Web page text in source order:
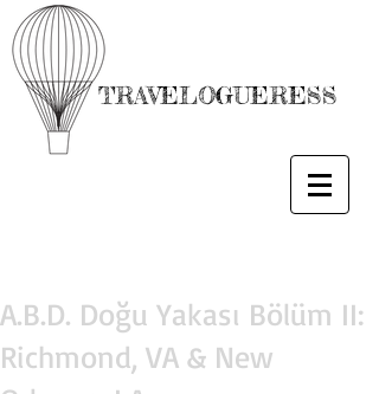
TRAVELOGUERESS
A.B.D. Doğu Yakası Bölüm II:
Richmond, VA & New